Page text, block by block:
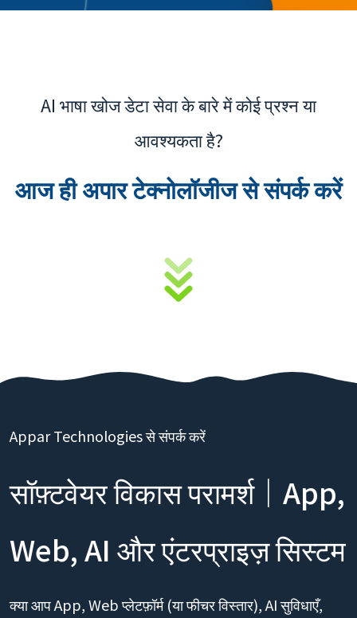
AI भाषा खोज डेटा सेवा के बारे में कोई प्रश्न या
आवश्यकता है?
आज ही अपार टेक्नोलॉजीज से संपर्क करें
Appar Technologies से संपर्क करें
सॉफ़्टवेयर विकास परामर्श｜App,
Web, AI और एंटरप्राइज़ सिस्टम
क्या आप App, Web प्लेटफ़ॉर्म (या फीचर विस्तार), AI सुविधाएँ,